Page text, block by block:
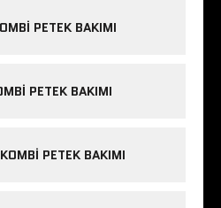
PETEK BAKIMI
PETEK BAKIMI
PETEK BAKIMI